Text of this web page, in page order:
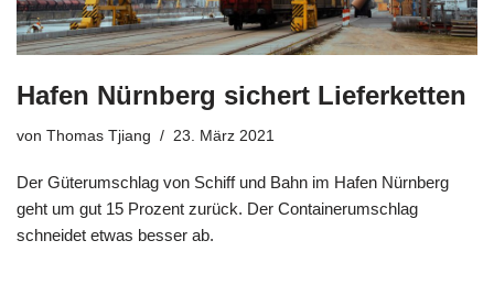
Hafen Nürnberg sichert Lieferketten
von Thomas Tjiang 23. März 2021
Der Güterumschlag von Schiff und Bahn im Hafen Nürnberg
geht um gut 15 Prozent zurück. Der Containerumschlag
schneidet etwas besser ab.